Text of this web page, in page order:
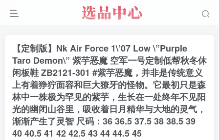
【定制版】Nk Air Force 1\’07 Low \”Purple
Taro Demon\” 紫芋恶魔 空军一号定制低帮秋冬休
闲板鞋 ZB2121-301 #紫芋恶魔，并非是传统意义
上有着狰狞面容和巨大獠牙的怪物。它最初只是森
林中一株极为罕见的紫芋，生长在一处终年不见阳
光的幽闭山谷里，吸收着日月精华与大地的灵气，
渐渐产生了灵智 尺码：36 36.5 37.5 38 38.5 39
40 40.5 41 42 42.5 43 44 44.5 45